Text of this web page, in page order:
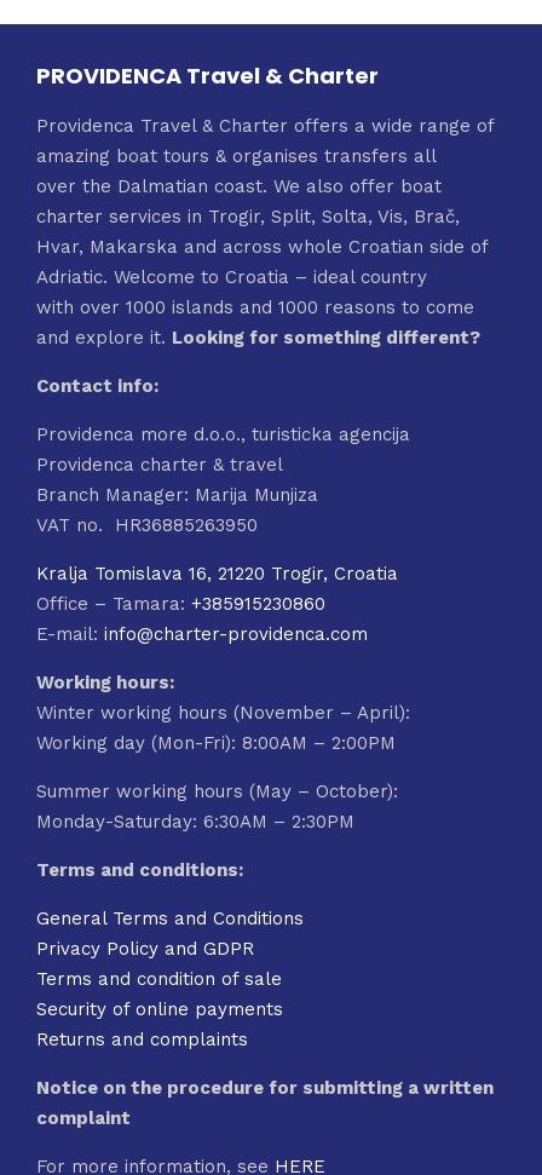
PROVIDENCA Travel & Charter
Providenca Travel & Charter offers a wide range of
amazing boat tours & organises transfers all
over the Dalmatian coast. We also offer boat
charter services in Trogir, Split, Solta, Vis, Brač,
Hvar, Makarska and across whole Croatian side of
Adriatic. Welcome to Croatia – ideal country
with over 1000 islands and 1000 reasons to come
and explore it. Looking for something different?
Contact info:
Providenca more d.o.o., turisticka agencija
Providenca charter & travel
Branch Manager: Marija Munjiza
VAT no. HR36885263950
Kralja Tomislava 16, 21220 Trogir, Croatia
Office – Tamara: +385915230860
E-mail: info@charter-providenca.com
Working hours:
Winter working hours (November – April):
Working day (Mon-Fri): 8:00AM – 2:00PM
Summer working hours (May – October):
Monday-Saturday: 6:30AM – 2:30PM
Terms and conditions:
General Terms and Conditions
Privacy Policy and GDPR
Terms and condition of sale
Security of online payments
Returns and complaints
Notice on the procedure for submitting a written
complaint
For more information, see HERE